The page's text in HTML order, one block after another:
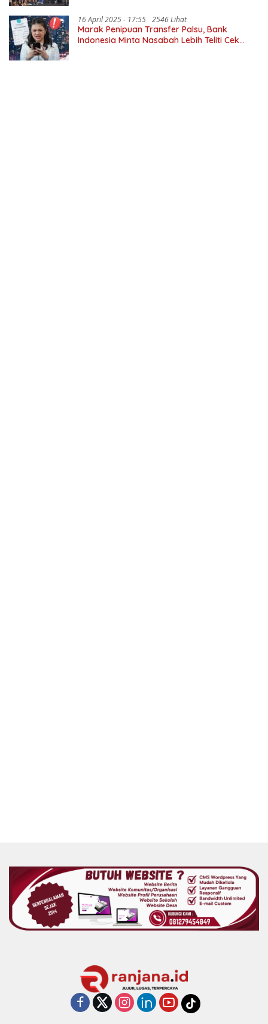
16 April 2025 - 17:55 2546 Lihat
Marak Penipuan Transfer Palsu, Bank
Indonesia Minta Nasabah Lebih Teliti Cek